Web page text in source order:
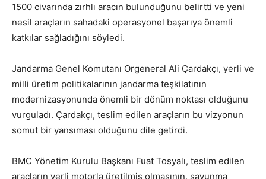
1500 civarında zırhlı aracın bulunduğunu belirtti ve yeni
nesil araçların sahadaki operasyonel başarıya önemli
katkılar sağladığını söyledi.
Jandarma Genel Komutanı Orgeneral Ali Çardakçı, yerli ve
milli üretim politikalarının jandarma teşkilatının
modernizasyonunda önemli bir dönüm noktası olduğunu
vurguladı. Çardakçı, teslim edilen araçların bu vizyonun
somut bir yansıması olduğunu dile getirdi.
BMC Yönetim Kurulu Başkanı Fuat Tosyalı, teslim edilen
araçların yerli motorla üretilmiş olmasının, savunma